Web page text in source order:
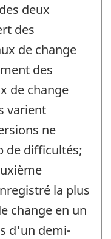
deux
des
de change
des
de change
varient
ne
de difficultés;
la plus
change en un
d'un demi-